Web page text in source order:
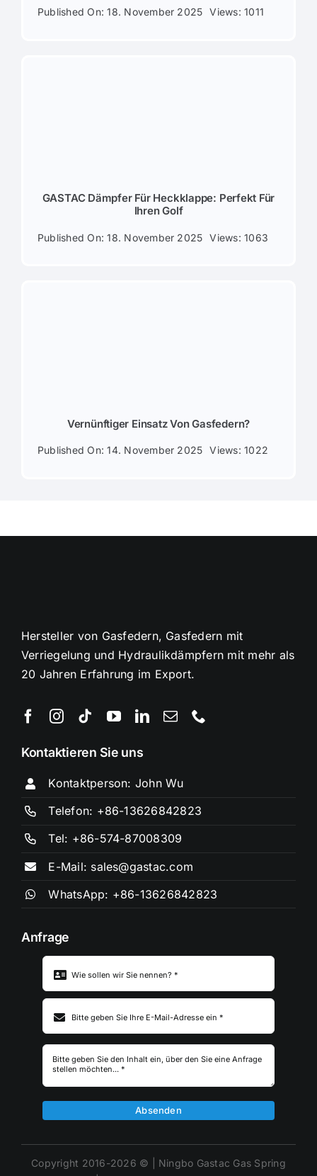
Published On: 18. November 2025 Views: 1011
GASTAC Dämpfer Für Heckklappe: Perfekt Für
Ihren Golf
Published On: 18. November 2025 Views: 1063
Vernünftiger Einsatz Von Gasfedern?
Published On: 14. November 2025 Views: 1022
Hersteller von Gasfedern, Gasfedern mit
Verriegelung und Hydraulikdämpfern mit mehr als
20 Jahren Erfahrung im Export.
Kontaktieren Sie uns
Kontaktperson: John Wu
Telefon: +86-13626842823
Tel: +86-574-87008309
E-Mail: sales@gastac.com
WhatsApp: +86-13626842823
Anfrage
Betreff
Absenden
Copyright 2016-2026 © | Ningbo Gastac Gas Spring